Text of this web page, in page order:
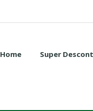
Home Super